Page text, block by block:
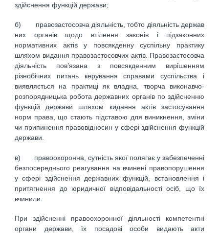
здійснення функцій держави;
б) правозастосовча діяльність, тобто діяльність держав
них органів щодо втілення законів і підзаконних
нормативних актів у повсякденну суспільну практику
шляхом видання правозастосовчих актів. Правозастосовча
діяльність пов’язана з повсякденним вирішенням
різнобічних питань керування справами суспільства і
виявляється на практиці як владна, творча виконавчо-
розпорядницька робота державних органів по здійсненню
функцій держави шляхом кидання актів застосування
норм права, що стають підставою для виникнення, зміни
чи припинення правовідносин у сфері здійснення функцій
держави.
в) правоохоронна, сутність якої полягає у забезпеченні
безпосереднього реагування на вчинені правопорушення
у сфері здійснення державних функцій, встановлення і
притягнення до юридичної відповідальності осіб, що їх
вчинили.
При здійсненні правоохоронної діяльності компетентні
органи держави, їх посадові особи видають акти